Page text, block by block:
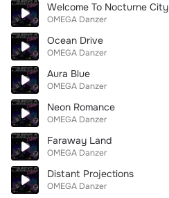
Welcome To Nocturne City
OMEGA Danzer
Ocean Drive
OMEGA Danzer
Aura Blue
OMEGA Danzer
Neon Romance
OMEGA Danzer
Faraway Land
OMEGA Danzer
Distant Projections
OMEGA Danzer